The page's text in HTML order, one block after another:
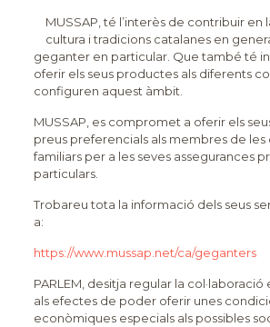
MUSSAP, té l’interès de contribuir en
cultura i tradicions catalanes en
geganter en particular. Que també té
oferir els seus productes als diferents
configuren aquest àmbit.
MUSSAP, es compromet a oferir els
preus preferencials als membres de les
familiars per a les seves assegurances
particulars.
Trobareu tota la informació dels seus
a:
https://www.mussap.net/ca/geganters
PARLEM, desitja regular la
als efectes de poder oferir unes
econòmiques especials als possibles